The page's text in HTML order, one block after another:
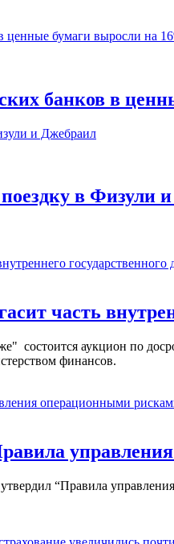
банков в
в Физули
часть
состоится аукцион по
финансов.
“Правила